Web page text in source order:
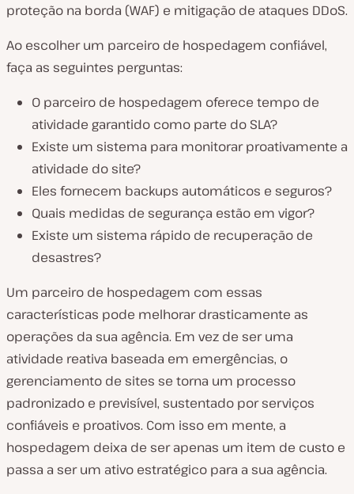
proteção na borda (WAF) e mitigação de ataques DDoS.
Ao escolher um parceiro de hospedagem confiável,
faça as seguintes perguntas:
O parceiro de hospedagem oferece tempo de
atividade garantido como parte do SLA?
Existe um sistema para monitorar proativamente a
atividade do site?
Eles fornecem backups automáticos e seguros?
Quais medidas de segurança estão em vigor?
Existe um sistema rápido de recuperação de
desastres?
Um parceiro de hospedagem com essas
características pode melhorar drasticamente as
operações da sua agência. Em vez de ser uma
atividade reativa baseada em emergências, o
gerenciamento de sites se torna um processo
padronizado e previsível, sustentado por serviços
confiáveis e proativos. Com isso em mente, a
hospedagem deixa de ser apenas um item de custo e
passa a ser um ativo estratégico para a sua agência.